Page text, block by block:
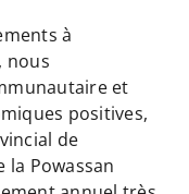
à
nous
et
positives,
de
la Powassan